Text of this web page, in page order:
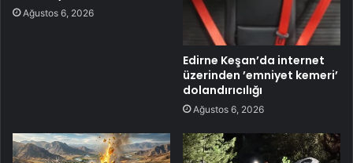
Ağustos 6, 2026
Edirne Keşan’da internet
üzerinden ’emniyet kemeri’
dolandırıcılığı
Ağustos 6, 2026